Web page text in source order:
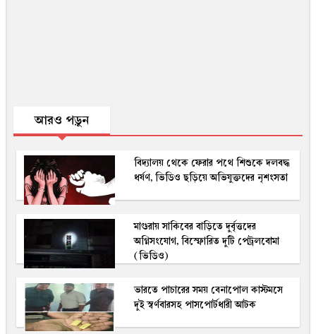
আরও পড়ুন
বিদ্যালয় থেকে ফেরার পথে শিশুকে দলবদ্ধ
ধর্ষণ, ভিডিও ছড়িয়ে অভিযুক্তদের নৃশংসতা
মাগুরায় সাকিবের বাড়িতে দুর্বৃত্তদের
অগ্নিসংযোগ, বিস্ফোরিত দুটি পেট্রলবোমা
(ভিডিও)
ভারতে পাচারের সময় বেনাপোল কাস্টমসে
দুই স্বর্ণবারসহ পাসপোর্টধারী আটক